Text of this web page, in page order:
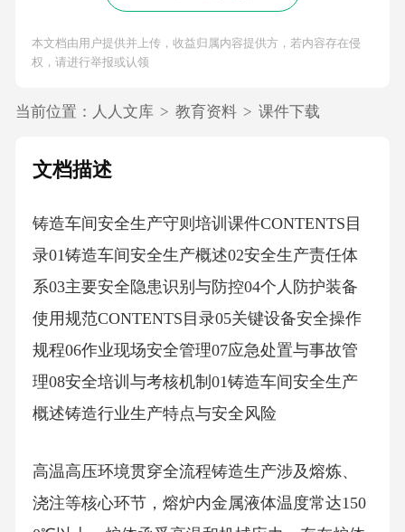
本文档由用户提供并上传，收益归属内容提供方，若内容存在侵
权，请进行举报或认领
当前位置： 人人文库 > 教育资料 > 课件下载
文档描述
铸造车间安全生产守则培训课件CONTENTS目
录01铸造车间安全生产概述02安全生产责任体
系03主要安全隐患识别与防控04个人防护装备
使用规范CONTENTS目录05关键设备安全操作
规程06作业现场安全管理07应急处置与事故管
理08安全培训与考核机制01铸造车间安全生产
概述铸造行业生产特点与安全风险
高温高压环境贯穿全流程铸造生产涉及熔炼、
浇注等核心环节，熔炉内金属液体温度常达150